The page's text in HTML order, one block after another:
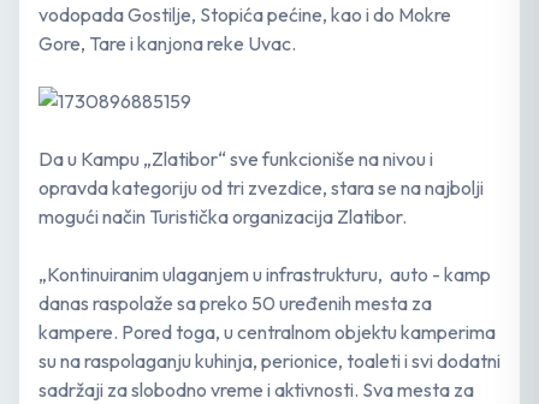
vodopada Gostilje, Stopića pećine, kao i do Mokre
Gore, Tare i kanjona reke Uvac.
Da u Kampu „Zlatibor“ sve funkcioniše na nivou i
opravda kategoriju od tri zvezdice, stara se na najbolji
mogući način Turistička organizacija Zlatibor.
„Kontinuiranim ulaganjem u infrastrukturu, auto - kamp
danas raspolaže sa preko 50 uređenih mesta za
kampere. Pored toga, u centralnom objektu kamperima
su na raspolaganju kuhinja, perionice, toaleti i svi dodatni
sadržaji za slobodno vreme i aktivnosti. Sva mesta za